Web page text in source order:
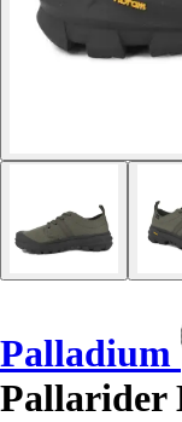
Palladium
Pallarider